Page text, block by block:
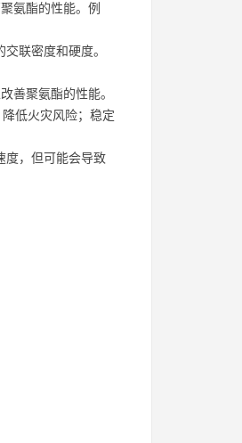
氨酯的性能。例
联密度和硬度。
善聚氨酯的性能。
低火灾风险；稳定
度，但可能会导致